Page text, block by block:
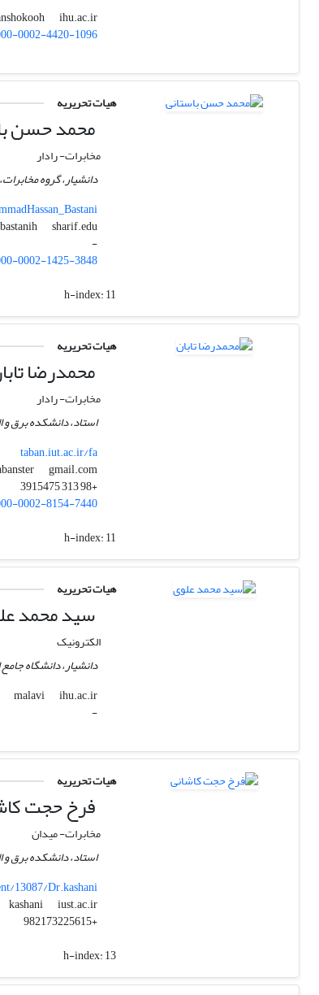
rkayvanshokooh
ihu.ac.ir
0002-4420-1096
هیات تحریریه
محمد حسن
مخابرات- رادار
دانشیار، گروه
bastanih
sharif.edu
-
0002-1425-3848
h-index:11
هیات تحریریه
محمدرضا
مخابرات- رادار
استاد، دانشکده برق و
taban.iut.ac.ir/fa
mrtabanster
gmail.com
+98 313 3915475
0002-8154-7440
h-index:11
هیات تحریریه
سید محمد
الکترونیک
دانشیار، دانشگاه
malavi
ihu.ac.ir
-
هیات تحریریه
فرخ حجت
مخابرات- میدان
استاد، دانشکده برق و
13087/Dr.kashani
kashani
iust.ac.ir
+982173225615
h-index:13